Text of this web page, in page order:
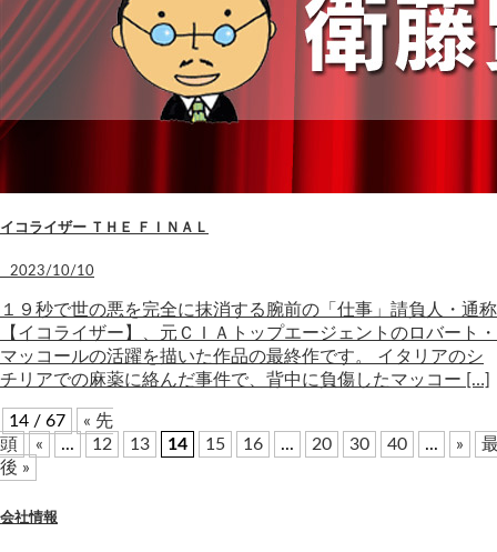
イコライザー ＴＨＥ ＦＩＮＡＬ
2023/10/10
１９秒で世の悪を完全に抹消する腕前の「仕事」請負人・通称
【イコライザー】、元ＣＩＡトップエージェントのロバート・
マッコールの活躍を描いた作品の最終作です。 イタリアのシ
チリアでの麻薬に絡んだ事件で、背中に負傷したマッコー […]
14 / 67
« 先
頭
« ... 12 13 14 15 16 ... 20 30 40 ... »
後 »
会社情報